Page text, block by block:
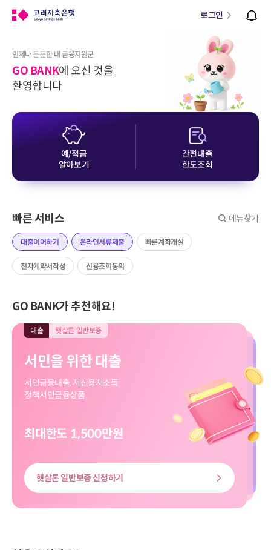
로그인
언제나 든든한 내 금융지원군
GO BANK에 오신 것을
환영합니다
예/적금
알아보기
간편대출
한도조회
빠른 서비스 메뉴찾기
대출이어하기 온라인서류제출 빠른계좌개설
전자계약서작성 신용조회동의
GO BANK가 추천해요!
대출 햇살론 일반보증
서민을 위한 대출
서민금융대출, 저신용저소득
정책서민금융상품
최대한도 1,500만원
햇살론 일반보증 신청하기
대출 모바일전용
직장인 신규대출
대출신청부터 송금까지
쉽고 빠르게
최대한도 8천만원
신용대출 신청하기
보고파플러스 파킹통장
입출금 자유!
하루만 맡겨도 이자가 쏠쏠
최고 3.20%
마이버킷 정기적금
나의 버킷리스트를 이뤄줄
마이버킷 정기적금
최고금리 3.00%
마이버킷정기적금 살펴보기
서민을 위한 대출
최대한도 1,500만원
햇살론 일반보증 신청하기
직장인 신규대출
최대한도 8천만원
신용대출 신청하기